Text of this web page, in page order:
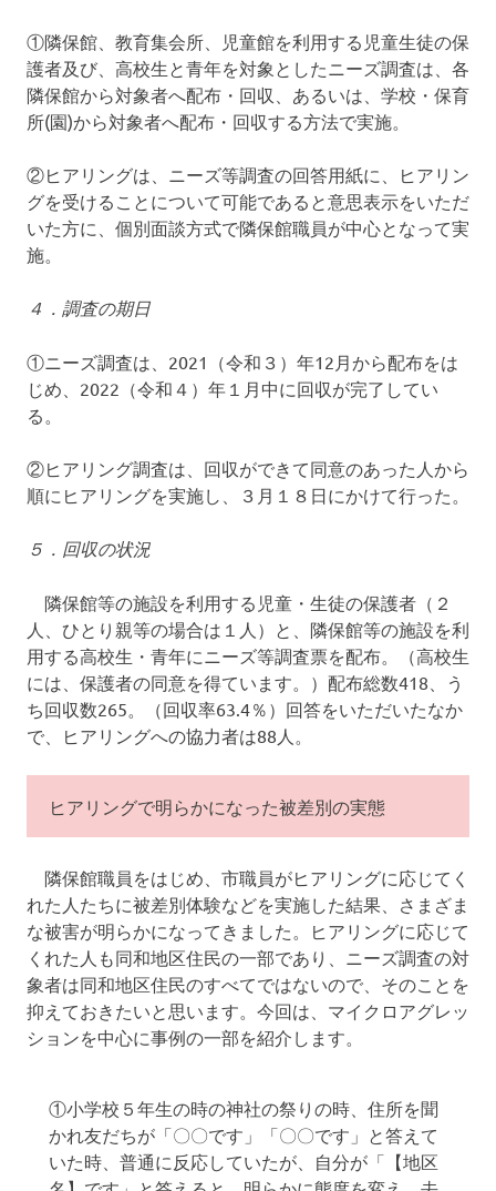
①隣保館、教育集会所、児童館を利用する児童生徒の保
護者及び、高校生と青年を対象としたニーズ調査は、各
隣保館から対象者へ配布・回収、あるいは、学校・保育
所(園)から対象者へ配布・回収する方法で実施。
②ヒアリングは、ニーズ等調査の回答用紙に、ヒアリン
グを受けることについて可能であると意思表示をいただ
いた方に、個別面談方式で隣保館職員が中心となって実
施。
４．調査の期日
①ニーズ調査は、2021（令和３）年12月から配布をは
じめ、2022（令和４）年１月中に回収が完了してい
る。
②ヒアリング調査は、回収ができて同意のあった人から
順にヒアリングを実施し、３月１８日にかけて行った。
５．回収の状況
隣保館等の施設を利用する児童・生徒の保護者（２
人、ひとり親等の場合は１人）と、隣保館等の施設を利
用する高校生・青年にニーズ等調査票を配布。（高校生
には、保護者の同意を得ています。）配布総数418、う
ち回収数265。（回収率63.4％）回答をいただいたなか
で、ヒアリングへの協力者は88人。
ヒアリングで明らかになった被差別の実態
隣保館職員をはじめ、市職員がヒアリングに応じてく
れた人たちに被差別体験などを実施した結果、さまざま
な被害が明らかになってきました。ヒアリングに応じて
くれた人も同和地区住民の一部であり、ニーズ調査の対
象者は同和地区住民のすべてではないので、そのことを
抑えておきたいと思います。今回は、マイクロアグレッ
ションを中心に事例の一部を紹介します。
①小学校５年生の時の神社の祭りの時、住所を聞
かれ友だちが「〇〇です」「〇〇です」と答えて
いた時、普通に反応していたが、自分が「【地区